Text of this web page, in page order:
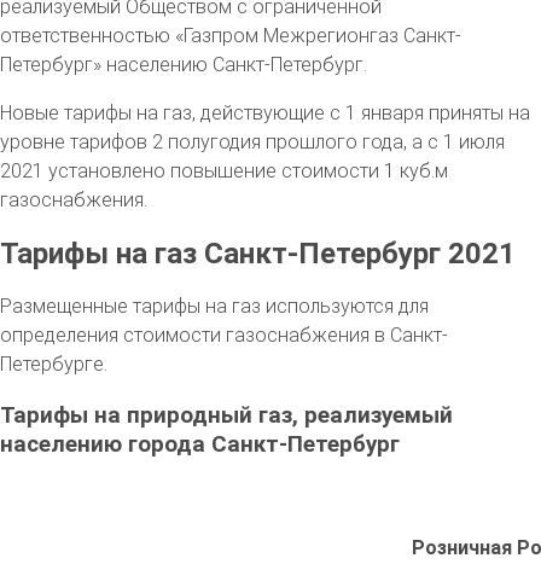
реализуемый Обществом с ограниченной
ответственностью «Газпром Межрегионгаз Санкт-
Петербург» населению Санкт-Петербург.
Новые тарифы на газ, действующие с 1 января приняты на
уровне тарифов 2 полугодия прошлого года, а с 1 июля
2021 установлено повышение стоимости 1 куб.м
газоснабжения.
Тарифы на газ Санкт-Петербург 2021
Размещенные тарифы на газ используются для
определения стоимости газоснабжения в Санкт-
Петербурге.
Тарифы на природный газ, реализуемый
населению города Санкт-Петербург
Розничная